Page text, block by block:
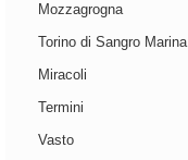
Mozzagrogna
Torino di Sangro Marina
Miracoli
Termini
Vasto